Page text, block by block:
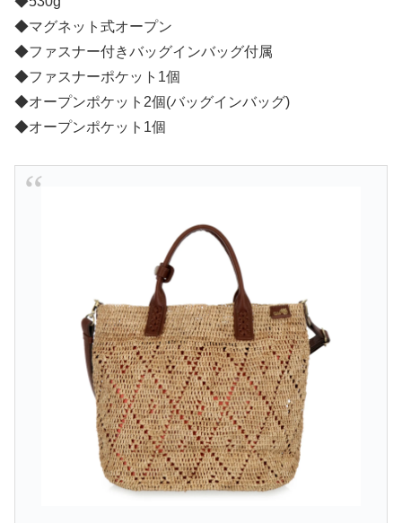
◆マグネット式オープン
◆ファスナー付きバッグインバッグ付属
◆ファスナーポケット1個
◆オープンポケット2個(バッグインバッグ)
◆オープンポケット1個